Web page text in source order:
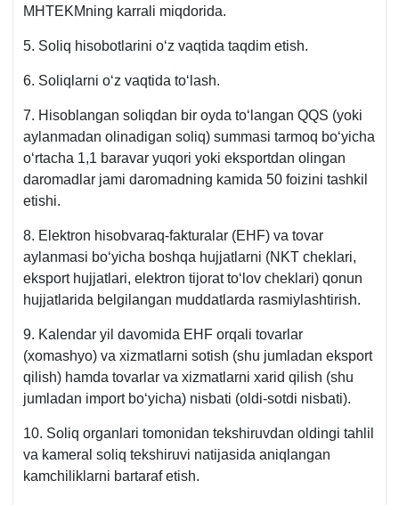
MHTEKMning karrali miqdorida.
5. Soliq hisobotlarini oʻz vaqtida taqdim etish.
6. Soliqlarni oʻz vaqtida toʻlash.
7. Hisoblangan soliqdan bir oyda toʻlangan QQS (yoki
aylanmadan olinadigan soliq) summasi tarmoq boʻyicha
oʻrtacha 1,1 baravar yuqori yoki eksportdan olingan
daromadlar jami daromadning kamida 50 foizini tashkil
etishi.
8. Elektron hisobvaraq-fakturalar (EHF) va tovar
aylanmasi boʻyicha boshqa hujjatlarni (NKT cheklari,
eksport hujjatlari, elektron tijorat toʻlov cheklari) qonun
hujjatlarida belgilangan muddatlarda rasmiylashtirish.
9. Kalendar yil davomida EHF orqali tovarlar
(хomashyo) va хizmatlarni sotish (shu jumladan eksport
qilish) hamda tovarlar va хizmatlarni хarid qilish (shu
jumladan import boʻyicha) nisbati (oldi-sotdi nisbati).
10. Soliq organlari tomonidan tekshiruvdan oldingi tahlil
va kameral soliq tekshiruvi natijasida aniqlangan
kamchiliklarni bartaraf etish.